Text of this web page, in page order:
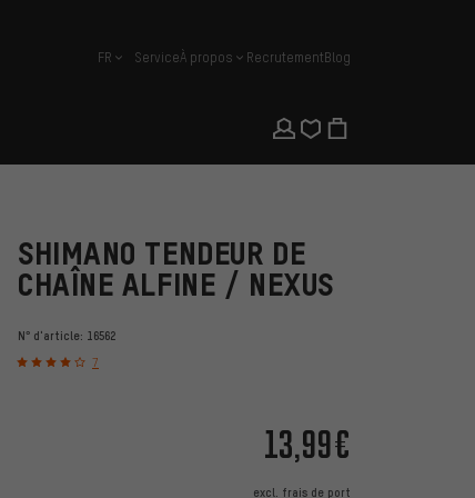
français
FR ServiceÀ propos RecrutementBlog
SHIMANO TENDEUR DE
CHAÎNE ALFINE / NEXUS
N° d'article: 16562
7
13,99€
excl. frais de port